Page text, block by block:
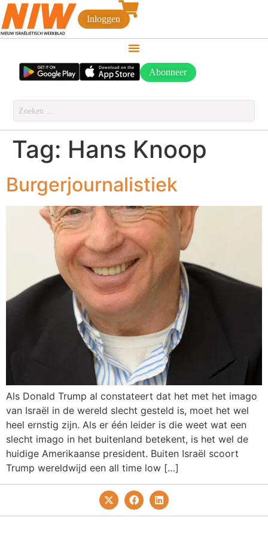
Inloggen
Abonneer
Tag: Hans Knoop
Burgerjournalistiek
Als Donald Trump al constateert dat het met het imago
van Israël in de wereld slecht gesteld is, moet het wel
heel ernstig zijn. Als er één leider is die weet wat een
slecht imago in het buitenland betekent, is het wel de
huidige Amerikaanse president. Buiten Israël scoort
Trump wereldwijd een all time low […]